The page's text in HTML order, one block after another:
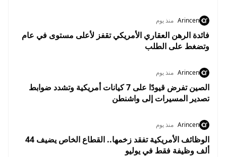
Arincen منذ يوم
فائدة الرهن العقاري الأمريكي تقفز لأعلى مستوى في عام
وتضغط على الطلب
Arincen منذ يوم
الصين تفرض قيودًا على 7 كيانات أمريكية وتشدد ضوابط
تصدير المسيرات إلى واشنطن
Arincen منذ يوم
الوظائف الأمريكية تفقد زخمها.. القطاع الخاص يضيف 44
ألف وظيفة فقط في يوليو